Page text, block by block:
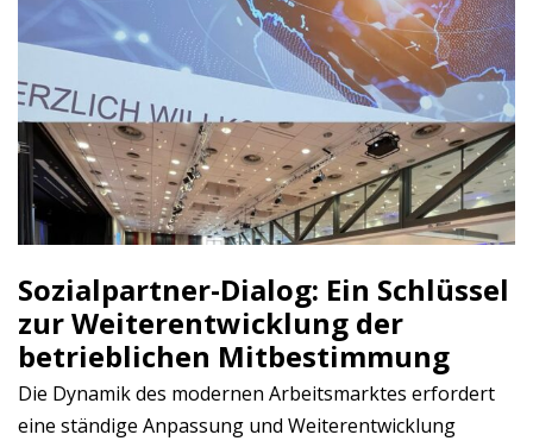
Sozialpartner-Dialog: Ein Schlüssel
zur Weiterentwicklung der
betrieblichen Mitbestimmung
Die Dynamik des modernen Arbeitsmarktes erfordert
eine ständige Anpassung und Weiterentwicklung